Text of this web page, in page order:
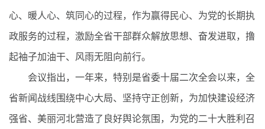
心、暖人心、筑同心的过程，作为赢得民心、为党的长期执
政服务的过程，激励全省干部群众解放思想、奋发进取，撸
起袖子加油干、风雨无阻向前行。
会议指出，一年来，特别是省委十届二次全会以来，全
省新闻战线围绕中心大局、坚持守正创新，为加快建设经济
强省、美丽河北营造了良好舆论氛围，为党的二十大胜利召